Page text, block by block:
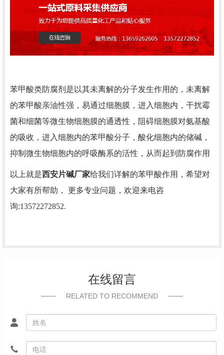
苯甲酸类防腐剂是以其未离解的分子发生作用的，未离解
的苯甲酸亲油性强，易通过细胞膜，进入细胞内，干扰霉
菌和细菌等微生物细胞膜的通透性，阻碍细胞膜对氨基酸
的吸收，进入细胞内的苯甲酸分子，酸化细胞内的储碱，
抑制微生物细胞内的呼吸酶系的活性，从而起到防腐作用
以上就是西安片碱厂家给我们详解的苯甲酸作用，希望对
大家有所帮助， 更多专业问题，欢迎来电咨
询:13572272852.
在线留言
RELATED TO RECOMMEND